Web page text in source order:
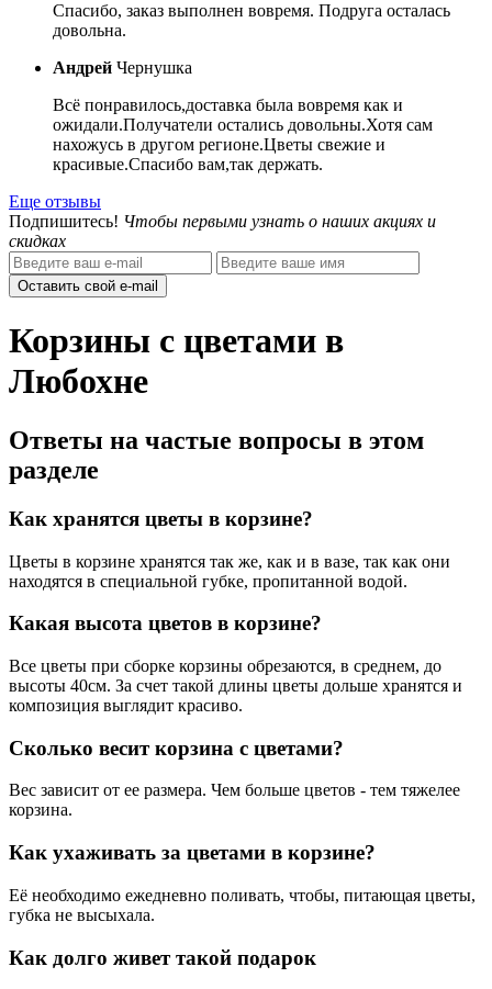
Спасибо, заказ выполнен вовремя. Подруга осталась
довольна.
Андрей Чернушка
Всё понравилось,доставка была вовремя как и
ожидали.Получатели остались довольны.Хотя сам
нахожусь в другом регионе.Цветы свежие и
красивые.Спасибо вам,так держать.
Еще отзывы
Подпишитесь! Чтобы первыми узнать о наших акциях и
скидках
Оставить свой e-mail
Корзины с цветами в
Любохне
Ответы на частые вопросы в этом
разделе
Как хранятся цветы в корзине?
Цветы в корзине хранятся так же, как и в вазе, так как они
находятся в специальной губке, пропитанной водой.
Какая высота цветов в корзине?
Все цветы при сборке корзины обрезаются, в среднем, до
высоты 40см. За счет такой длины цветы дольше хранятся и
композиция выглядит красиво.
Сколько весит корзина с цветами?
Вес зависит от ее размера. Чем больше цветов - тем тяжелее
корзина.
Как ухаживать за цветами в корзине?
Её необходимо ежедневно поливать, чтобы, питающая цветы,
губка не высыхала.
Как долго живет такой подарок